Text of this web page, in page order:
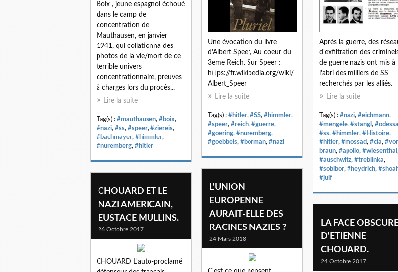
Boix , jeune espagnol échoué
dans le camp de
concentration de
Mauthausen, en janvier
1941, qui collationna des
photos de la vie/mort de ce
terrible univers
concentrationnaire, preuves
à charges lors du procès...
Lire la suite
Tag(s) : #mauthausen, #boix,
#nazi, #ss, #speer, #ziereis,
#bachmayer, #himmler,
#nuremberg, #hitler
Une évocation du livre
d'Albert Speer, Au coeur du
3eme Reich. Sur Speer :
https://fr.wikipedia.org/wiki/
Albert_Speer
Lire la suite
Tag(s) : #hitler, #SS, #himmler,
#speer, #reich, #guerre,
#goering, #nuremberg,
#goebbels, #borman, #nazi
Après la guerre, des
d'exfiltration des
de guerre nazis ont mis à
l'abri des milliers de SS
recherchés par les alliés.
Lire la suite
Tag(s) : #nazi, #eichmann,
#mengele, #stangl , #odessa
#ss, #himmler, #Histoire,
#hitler, #mossad, #cia,
braun, #apollo, #wiesenthal ,
#auschwitz, #treblinka,
#sobibor, #heydrich,
#juif
L'UNION
EUROPENNE
AURAIT-ELLE DES
RACINES NAZIES ?
24 Mars 2018
CHOUARD ET LE
NAZI AMERICAIN,
EUSTACE MULLINS.
26 Octobre 2017
CHOUARD L'auto-proclamé
LA FACE OBSCURE
D'ETIENNE
CHOUARD.
24 Octobre 2017